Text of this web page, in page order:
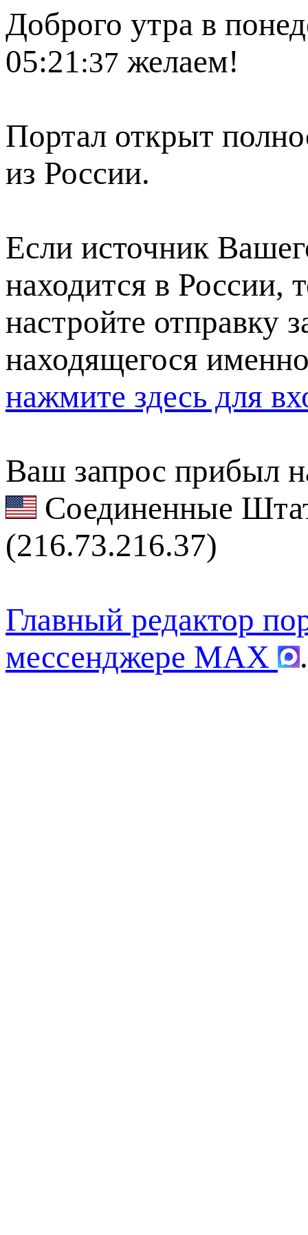
Доброго утра в
05:21:37 желаем!
Портал открыт
из России.
Если источник
находится в России,
настройте отправку
находящегося
нажмите здесь для
Ваш запрос прибыл
Соединенные
(216.73.216.37)
Главный редактор
мессенджере MAX
.